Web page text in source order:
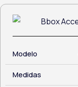
Modelo
Medidas